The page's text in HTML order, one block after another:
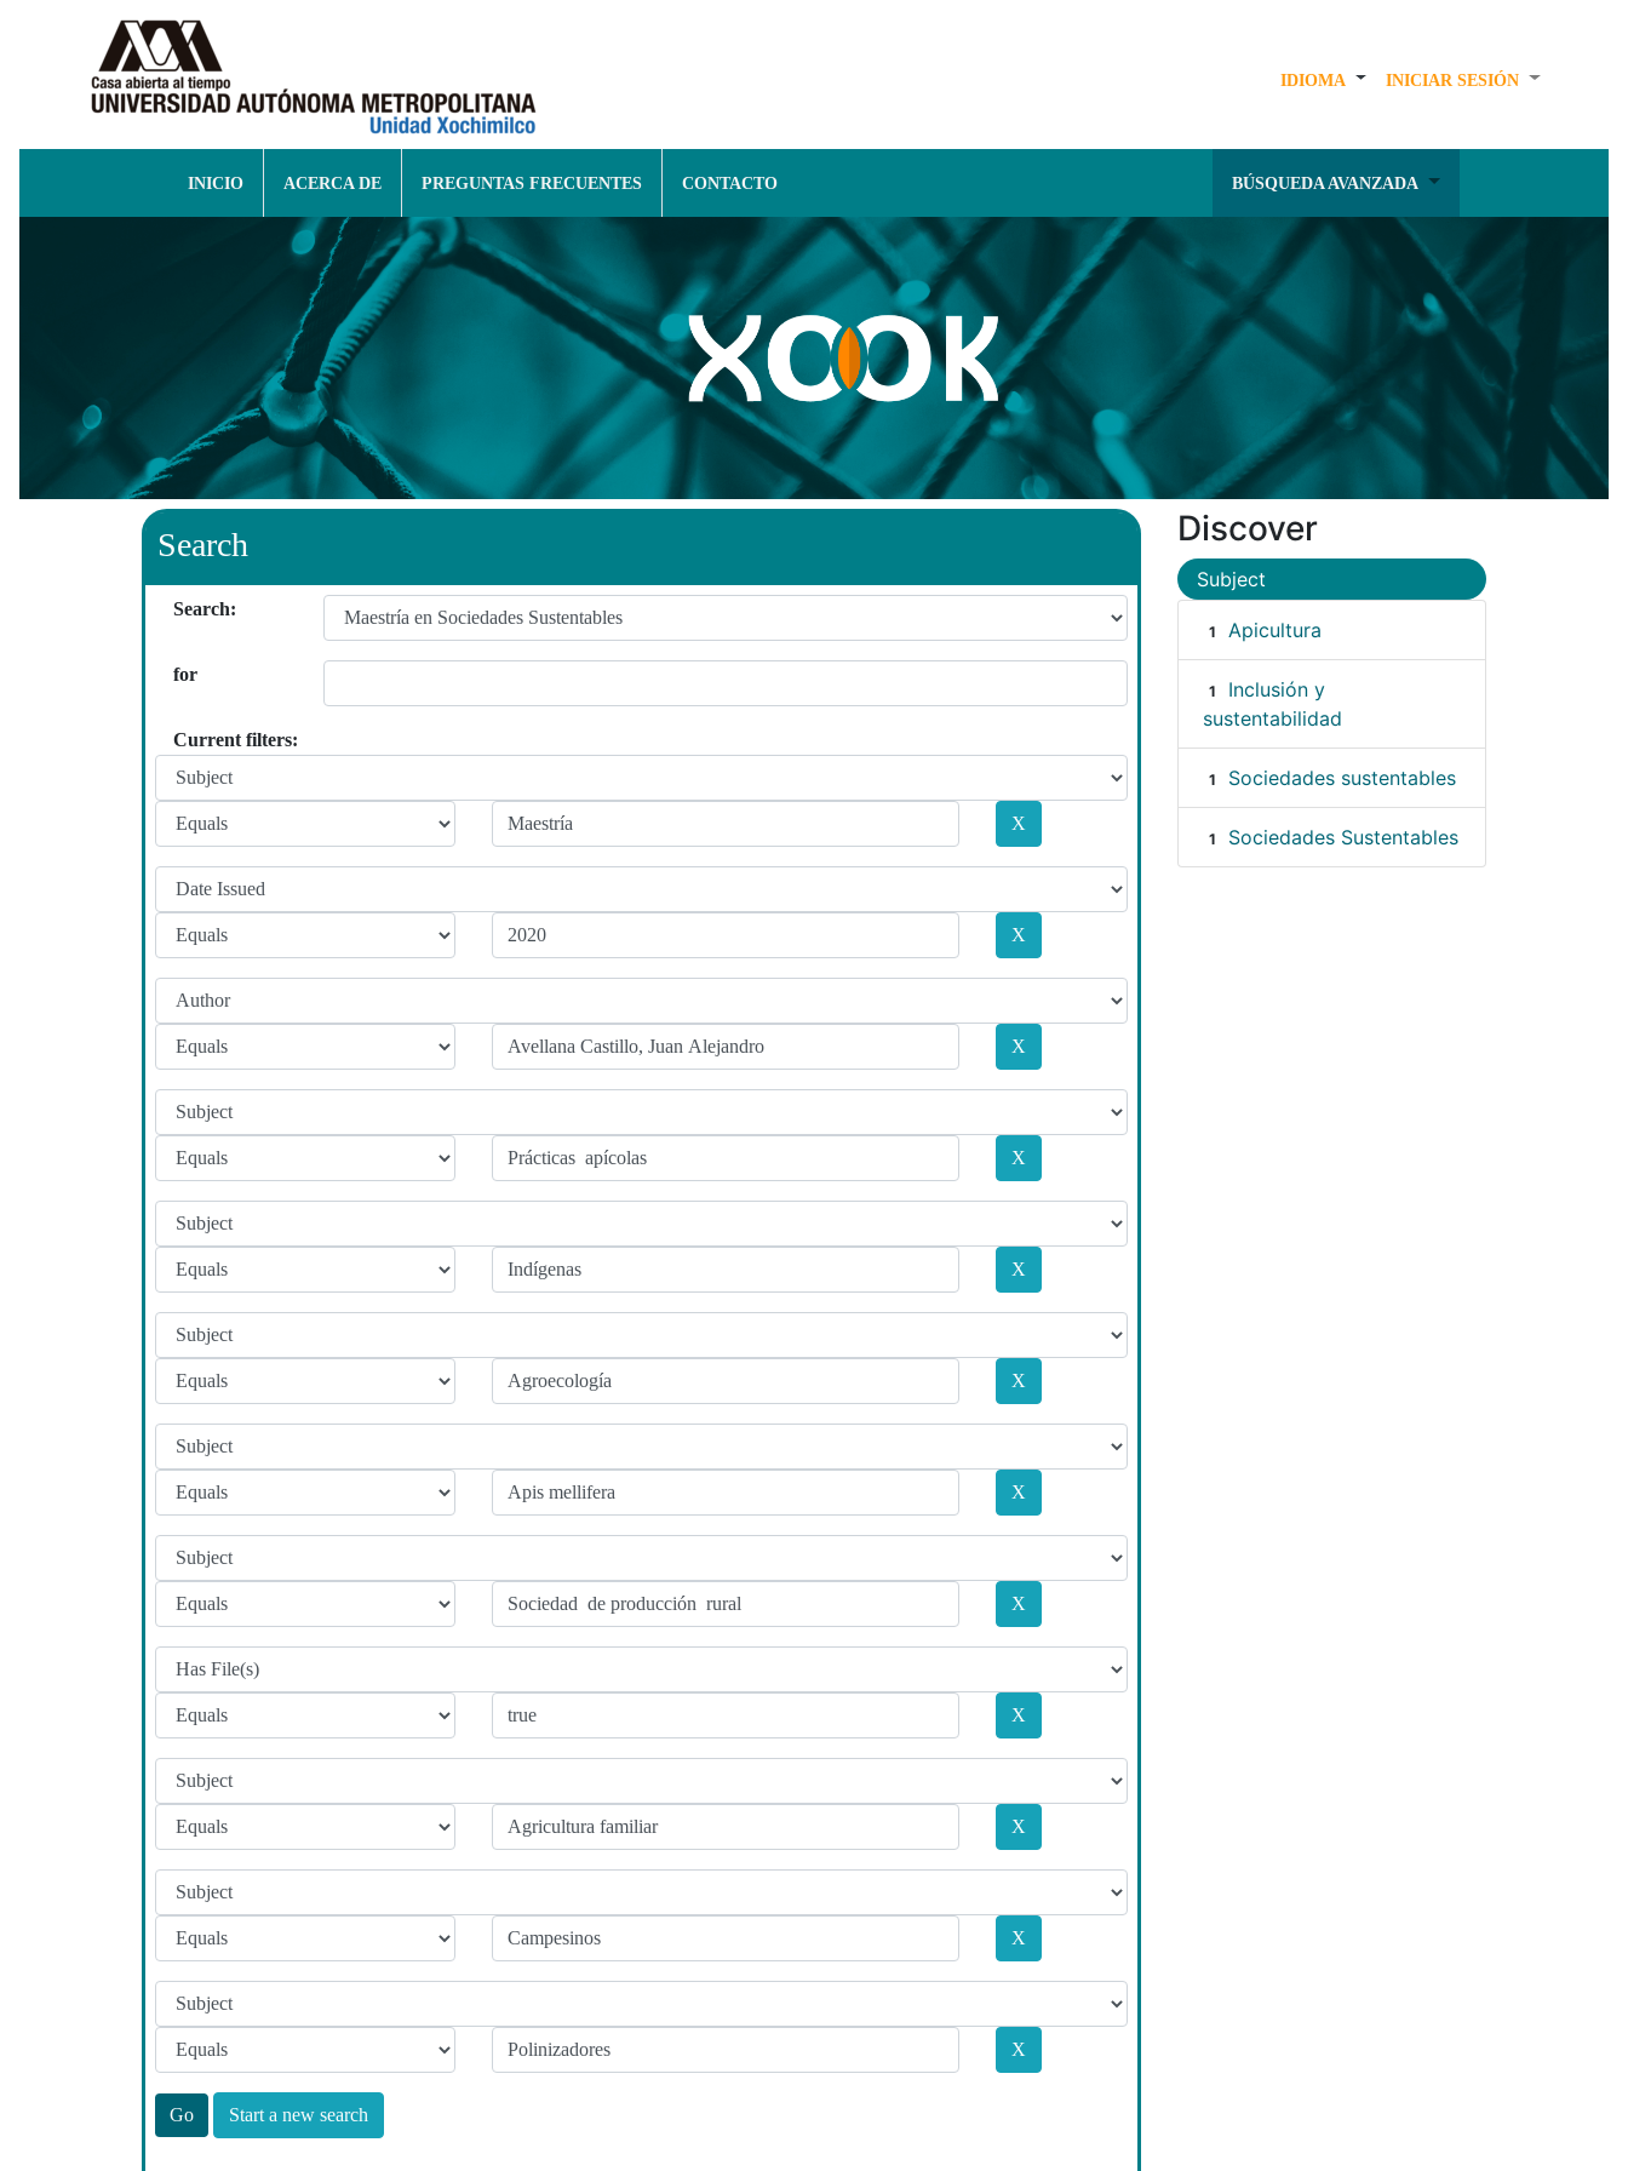
IDIOMA INICIAR SESIÓN
INICIO ACERCA DE PREGUNTAS FRECUENTES CONTACTO BÚSQUEDA AVANZADA
Search
Search:
for
Current filters:
Start a new search
Discover
Subject
1 Apicultura
1
Inclusión y
sustentabilidad
1 Sociedades sustentables
1 Sociedades Sustentables